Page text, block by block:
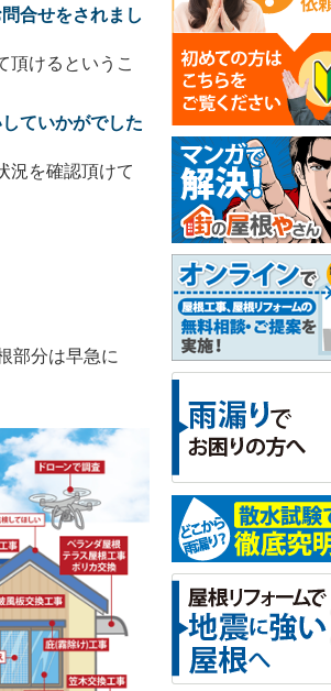
合せをされまし
頂けるというこ
ていかがでした
況を確認頂けて
部分は早急に